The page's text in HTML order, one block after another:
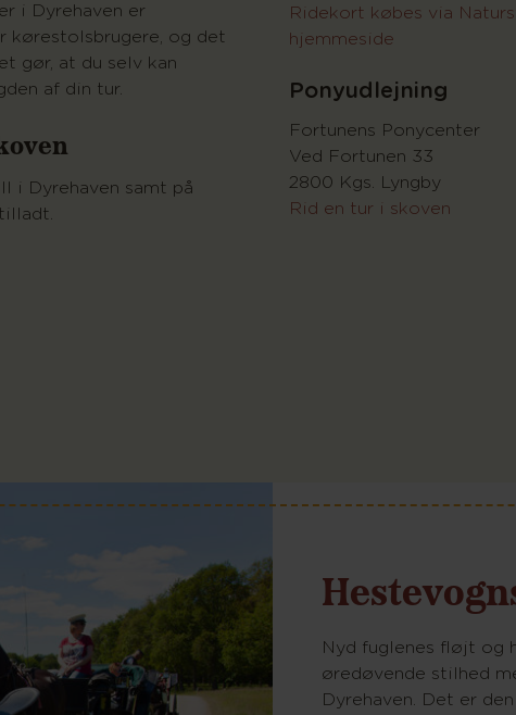
i Dyrehaven er
og det
gør, at du selv kan
af din tur.
i Dyrehaven samt på
Ridekort købes via
hjemmeside
Ponyudlejning
Fortunens Ponycenter
Ved Fortunen 33
2800 Kgs. Lyngby
Rid en tur i skoven
Nyd fuglenes fløjt og
øredøvende stilhed
Dyrehaven. Det er